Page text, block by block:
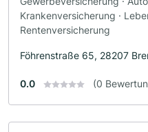
Krankenversicherung ·
Rentenversicherung
Föhrenstraße 65, 28207
0.0 (0